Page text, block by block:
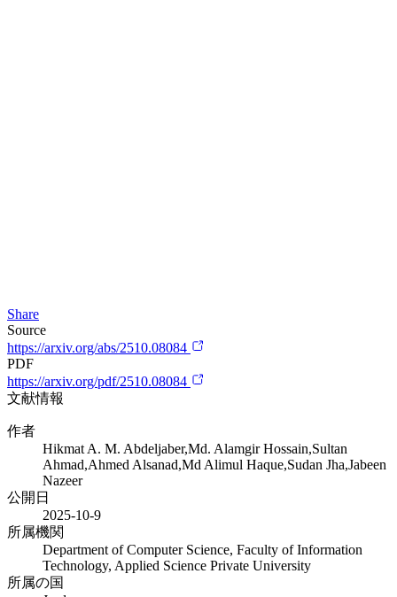
Share
Source
https://arxiv.org/abs/2510.08084
PDF
https://arxiv.org/pdf/2510.08084
文献情報
作者
Hikmat A. M. Abdeljaber,Md. Alamgir Hossain,Sultan
Ahmad,Ahmed Alsanad,Md Alimul Haque,Sudan Jha,Jabeen
Nazeer
公開日
2025-10-9
所属機関
Department of Computer Science, Faculty of Information
Technology, Applied Science Private University
所属の国